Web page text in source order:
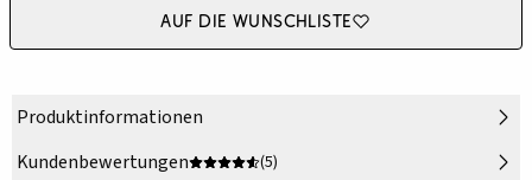
Auf die Wunschliste
Produktinformationen
Kundenbewertungen
(5)